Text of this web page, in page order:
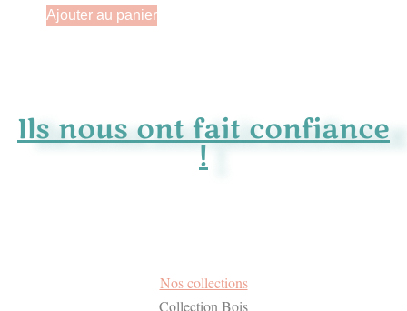
Ajouter au panier
Ils nous ont fait confiance
!
Nos collections
Collection Bois